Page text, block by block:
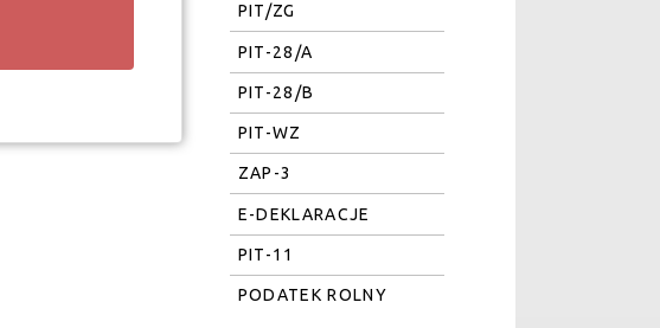
PIT/ZG
PIT-28/A
PIT-28/B
PIT-WZ
ZAP-3
E-DEKLARACJE
PIT-11
PODATEK ROLNY